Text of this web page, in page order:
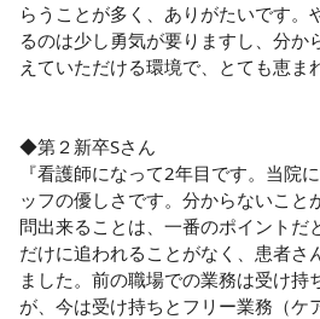
らうことが多く、ありがたいです。
るのは少し勇気が要りますし、分か
えていただける環境で、とても恵ま
◆第２新卒Sさん
『看護師になって2年目です。当院
ッフの優しさです。分からないこと
問出来ることは、一番のポイントだ
だけに追われることがなく、患者さ
ました。前の職場での業務は受け持
が、今は受け持ちとフリー業務（ケ